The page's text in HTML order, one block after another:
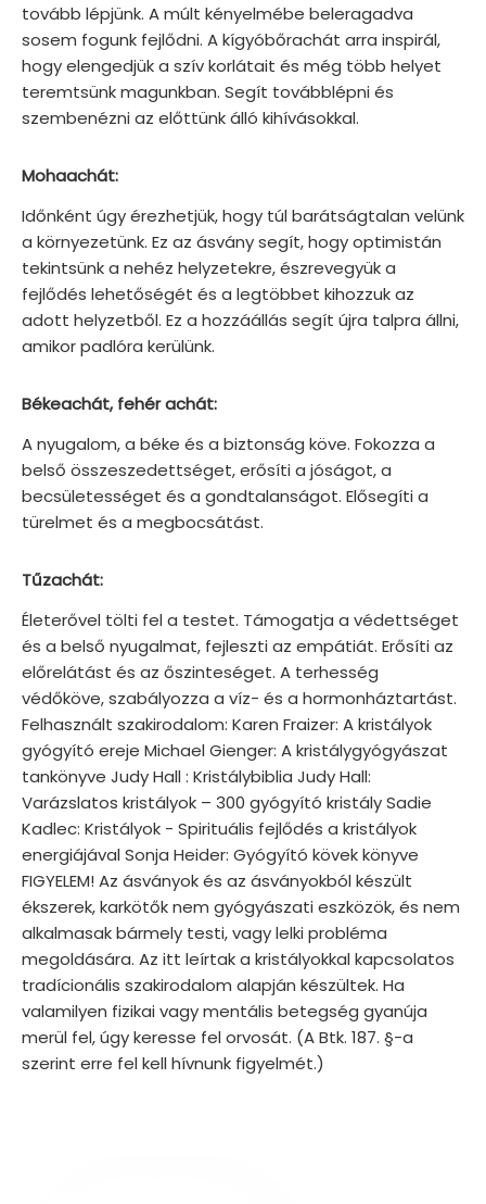
tovább lépjünk. A múlt kényelmébe beleragadva
sosem fogunk fejlődni. A kígyóbőrachát arra inspirál,
hogy elengedjük a szív korlátait és még több helyet
teremtsünk magunkban. Segít továbblépni és
szembenézni az előttünk álló kihívásokkal.
Mohaachát:
Időnként úgy érezhetjük, hogy túl barátságtalan velünk
a környezetünk. Ez az ásvány segít, hogy optimistán
tekintsünk a nehéz helyzetekre, észrevegyük a
fejlődés lehetőségét és a legtöbbet kihozzuk az
adott helyzetből. Ez a hozzáállás segít újra talpra állni,
amikor padlóra kerülünk.
Békeachát, fehér achát:
A nyugalom, a béke és a biztonság köve. Fokozza a
belső összeszedettséget, erősíti a jóságot, a
becsületességet és a gondtalanságot. Elősegíti a
türelmet és a megbocsátást.
Tűzachát:
Életerővel tölti fel a testet. Támogatja a védettséget
és a belső nyugalmat, fejleszti az empátiát. Erősíti az
előrelátást és az őszinteséget. A terhesség
védőköve, szabályozza a víz- és a hormonháztartást.
Felhasznált szakirodalom: Karen Fraizer: A kristályok
gyógyító ereje Michael Gienger: A kristálygyógyászat
tankönyve Judy Hall : Kristálybiblia Judy Hall:
Varázslatos kristályok – 300 gyógyító kristály Sadie
Kadlec: Kristályok - Spirituális fejlődés a kristályok
energiájával Sonja Heider: Gyógyító kövek könyve
FIGYELEM! Az ásványok és az ásványokból készült
ékszerek, karkötők nem gyógyászati eszközök, és nem
alkalmasak bármely testi, vagy lelki probléma
megoldására. Az itt leírtak a kristályokkal kapcsolatos
tradícionális szakirodalom alapján készültek. Ha
valamilyen fizikai vagy mentális betegség gyanúja
merül fel, úgy keresse fel orvosát. (A Btk. 187. §-a
szerint erre fel kell hívnunk figyelmét.)